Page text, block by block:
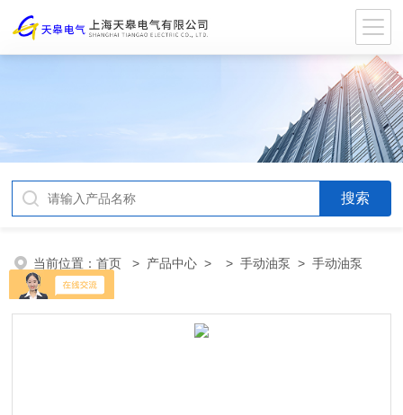
当前位置：首页 > 产品中心 > >手动油泵 > 手动油泵
SBD20D